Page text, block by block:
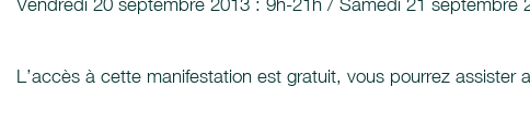
Vendredi 20 septembre 2013 : 9h-21h / Samedi 21
L’accès à cette manifestation est gratuit, vous pourrez